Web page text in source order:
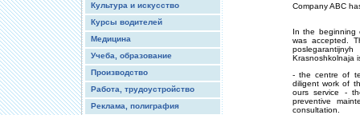
Культура и искусство
Курсы водителей
Медицина
Учеба, образование
Производство
Работа, трудоустройство
Реклама, полиграфия
Company ABC
In the beginning
was accepted.
Krasnoshkolnaja
- the centre of
diligent work of
ours service -
preventive
consultation.